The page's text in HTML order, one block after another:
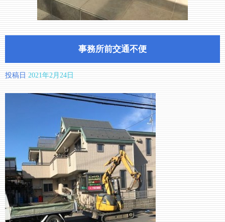
事務所前交通不便
投稿日 2021年2月24日